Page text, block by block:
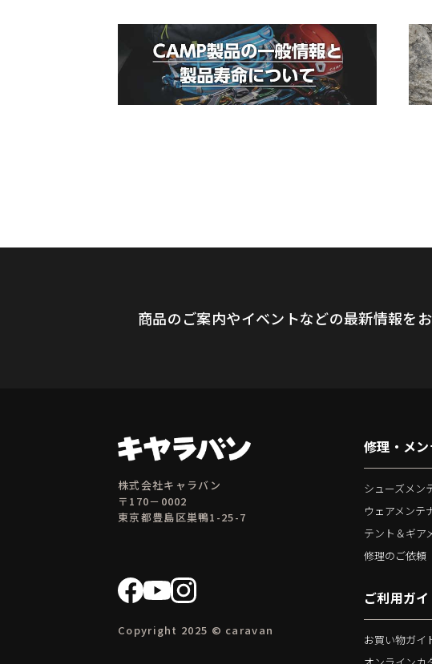
商品のご案内やイベントなどの最新情報を
株式会社キャラバン
〒170－0002
東京都豊島区巣鴨1-25-7
Copyright 2025 © caravan
修理・メ
シューズメン
ウェアメンテ
テント＆ギア
修理のご依頼
ご利用ガ
お買い物ガイ